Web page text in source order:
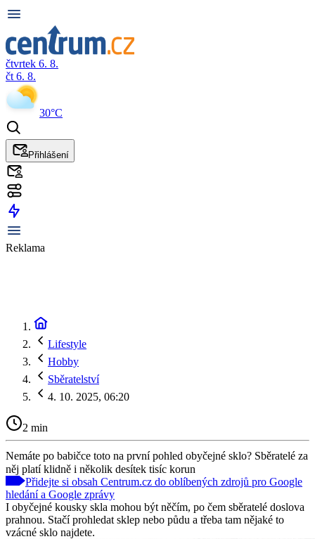
čtvrtek 6. 8.
čt 6. 8.
30°C
Přihlášení
Reklama
Lifestyle
Hobby
Sběratelství
4. 10. 2025, 06:20
2 min
Nemáte po babičce toto na první pohled obyčejné sklo? Sběratelé za
něj platí klidně i několik desítek tisíc korun
Přidejte si obsah Centrum.cz do oblíbených zdrojů pro Google
hledání a Google zprávy
I obyčejné kousky skla mohou být něčím, po čem sběratelé doslova
prahnou. Stačí prohledat sklep nebo půdu a třeba tam nějaké to
vzácné sklo najdete.